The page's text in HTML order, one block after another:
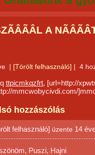
A
| [Törölt felhasználó] | 4
ttpicmkqzfrt, [url=http://
mmcwobycivdi.com/
hozzászólás
felhasználó] üzente 14
Puszi, Hajni